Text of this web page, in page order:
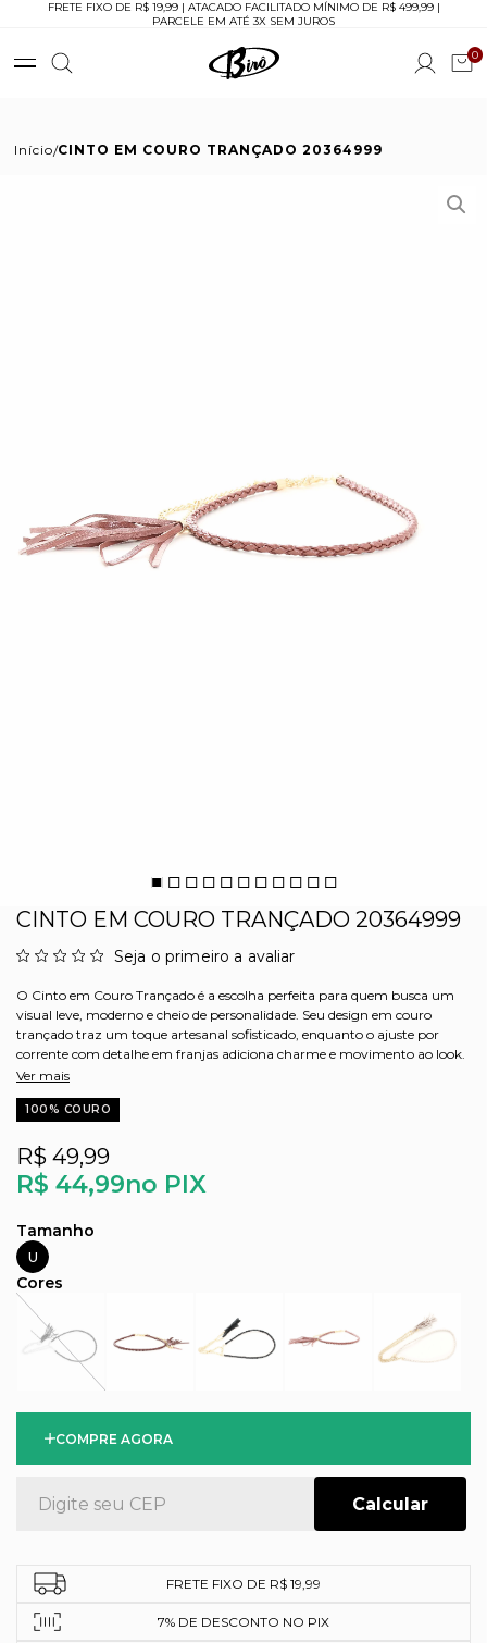
FRETE FIXO DE R$ 19,99 | ATACADO FACILITADO MÍNIMO DE R$ 499,99 |
PARCELE EM ATÉ 3X SEM JUROS
0
Início CINTO EM COURO TRANÇADO 20364999
CINTO EM COURO TRANÇADO 20364999
Seja o primeiro a avaliar
O Cinto em Couro Trançado é a escolha perfeita para quem busca um
visual leve, moderno e cheio de personalidade. Seu design em couro
trançado traz um toque artesanal sofisticado, enquanto o ajuste por
corrente com detalhe em franjas adiciona charme e movimento ao look.
Ver mais
100% COURO
R$ 44,99no PIX
R$ 49,99
U
COMPRE AGORA
FRETE FIXO DE R$ 19,99
7% DE DESCONTO NO PIX